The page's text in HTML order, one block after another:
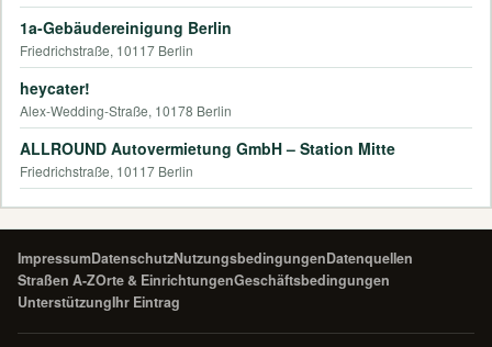
1a-Gebäudereinigung Berlin
Friedrichstraße, 10117 Berlin
heycater!
Alex-Wedding-Straße, 10178 Berlin
ALLROUND Autovermietung GmbH – Station Mitte
Friedrichstraße, 10117 Berlin
ImpressumDatenschutzNutzungsbedingungenDatenquellen
Straßen A-ZOrte & EinrichtungenGeschäftsbedingungen
UnterstützungIhr Eintrag